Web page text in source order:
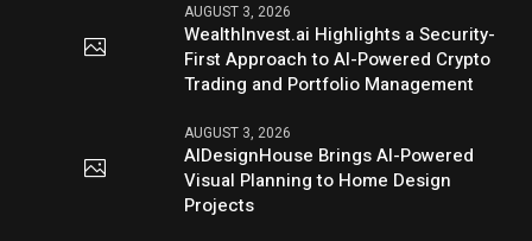
AUGUST 3, 2026
WealthInvest.ai Highlights a Security-
First Approach to AI-Powered Crypto
Trading and Portfolio Management
AUGUST 3, 2026
AIDesignHouse Brings AI-Powered
Visual Planning to Home Design
Projects